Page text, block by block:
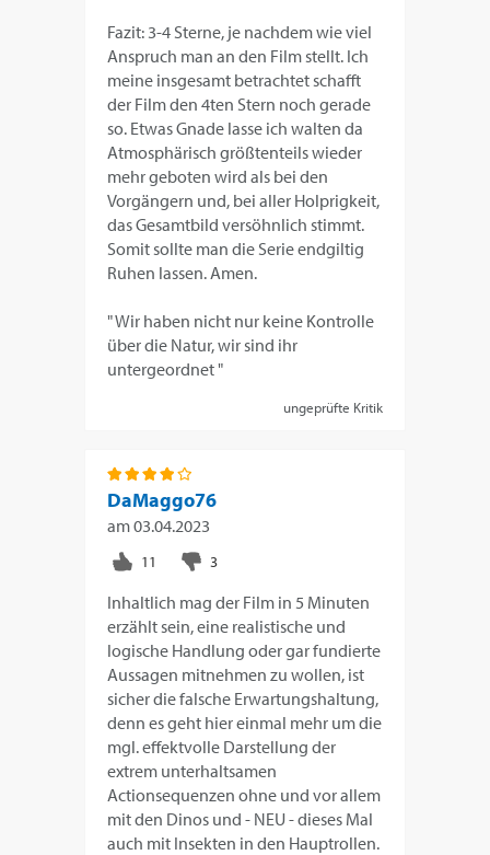
Fazit: 3-4 Sterne, je nachdem wie viel
Anspruch man an den Film stellt. Ich
meine insgesamt betrachtet schafft
der Film den 4ten Stern noch gerade
so. Etwas Gnade lasse ich walten da
Atmosphärisch größtenteils wieder
mehr geboten wird als bei den
Vorgängern und, bei aller Holprigkeit,
das Gesamtbild versöhnlich stimmt.
Somit sollte man die Serie endgiltig
Ruhen lassen. Amen.
" Wir haben nicht nur keine Kontrolle
über die Natur, wir sind ihr
untergeordnet "
ungeprüfte Kritik
DaMaggo76
am03.04.2023
Inhaltlich mag der Film in 5 Minuten
erzählt sein, eine realistische und
logische Handlung oder gar fundierte
Aussagen mitnehmen zu wollen, ist
sicher die falsche Erwartungshaltung,
denn es geht hier einmal mehr um die
mgl. effektvolle Darstellung der
extrem unterhaltsamen
Actionsequenzen ohne und vor allem
mit den Dinos und - NEU - dieses Mal
auch mit Insekten in den Hauptrollen.